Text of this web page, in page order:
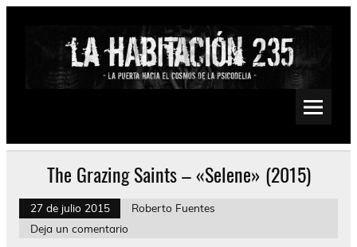
Saltar
Psychedelic, Stoner, Doom, Sludge, Fuzz, Space, Drone
The Grazing Saints – «Selene» (2015)
27 de julio 2015
Roberto Fuentes
Deja un comentario